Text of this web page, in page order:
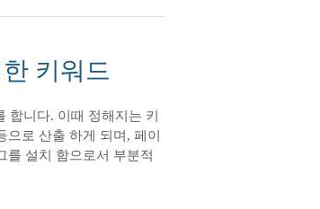
키워드
합니다. 이때 정해지는 키
로 산출 하게 되며, 페이
를 설치 함으로서 부분적